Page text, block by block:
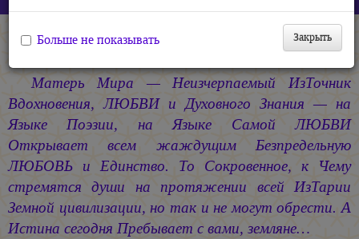
Царствие Софии (2010-2026)
Матерь Мира — Неизчерпаемый ИзТочник
Вдохновения, ЛЮБВИ и Духовного Знания — на
Языке Поэзии, на Языке Самой ЛЮБВИ
Открывает всем жаждущим Безпредельную
ЛЮБОВЬ и Единство. То Сокровенное, к Чему
стремятся души на протяжении всей ИзТарии
Земной цивилизации, но так и не могут обрести. А
Истина сегодня Пребывает с вами, земляне…
Закрыть
Больше не показывать